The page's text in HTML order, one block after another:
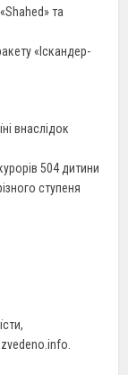
та
«Іскандер-
внаслідок
504 дитини
ступеня